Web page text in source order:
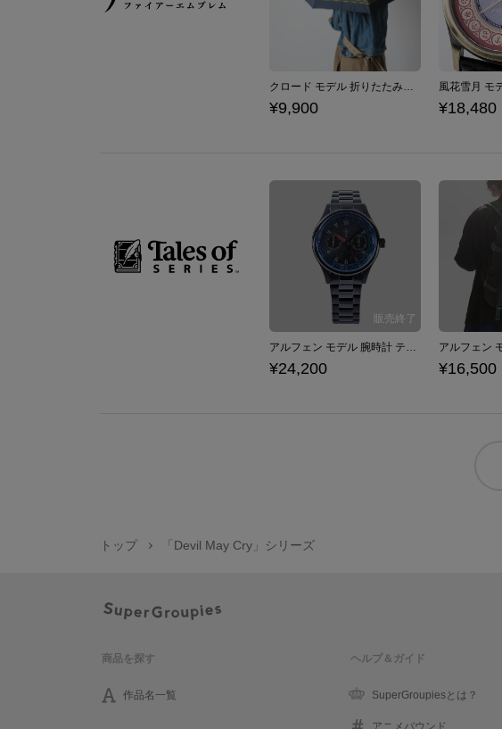
クロード モデル 折りたたみ傘 ファイアーエムブレム 風花雪月
¥9,900 ¥18,480
アルフェン モデル 腕時計 テイルズ オブ アライズ
¥24,200 ¥16,500
トップ 「Devil May Cry」シリーズ
商品を探す
作品名一覧
ヘルプ＆ガイド
SuperGroupiesとは？